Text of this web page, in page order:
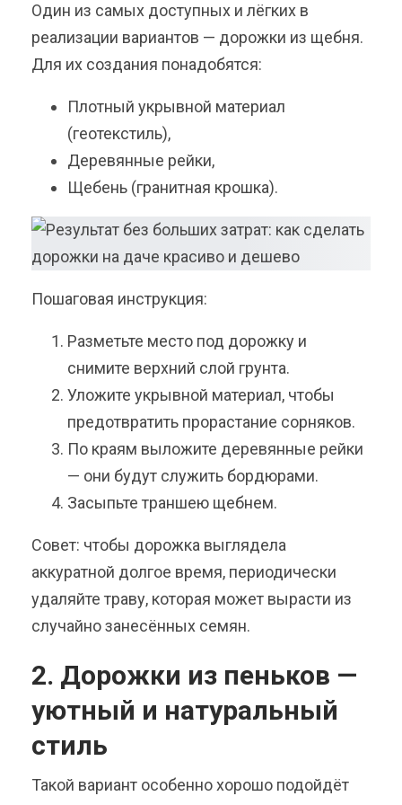
Один из самых доступных и лёгких в
реализации вариантов — дорожки из щебня.
Для их создания понадобятся:
Плотный укрывной материал
(геотекстиль),
Деревянные рейки,
Щебень (гранитная крошка).
Пошаговая инструкция:
Разметьте место под дорожку и
снимите верхний слой грунта.
Уложите укрывной материал, чтобы
предотвратить прорастание сорняков.
По краям выложите деревянные рейки
— они будут служить бордюрами.
Засыпьте траншею щебнем.
Совет: чтобы дорожка выглядела
аккуратной долгое время, периодически
удаляйте траву, которая может вырасти из
случайно занесённых семян.
2. Дорожки из пеньков —
уютный и натуральный
стиль
Такой вариант особенно хорошо подойдёт